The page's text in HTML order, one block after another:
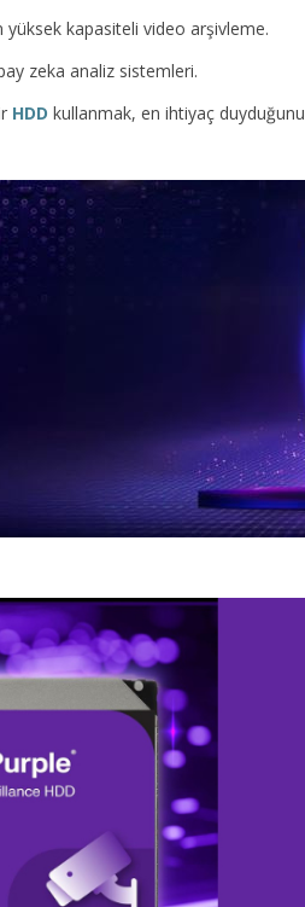
kapasiteli video arşivleme.
zeka analiz sistemleri.
HDD kullanmak, en ihtiyaç